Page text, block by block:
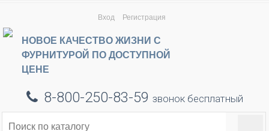
Вход Регистрация
НОВОЕ КАЧЕСТВО ЖИЗНИ С
ФУРНИТУРОЙ ПО ДОСТУПНОЙ
ЦЕНЕ
8-800-250-83-59 звонок бесплатный